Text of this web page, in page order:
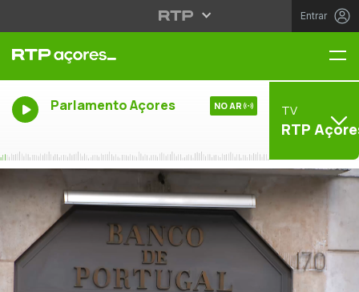
Entrar
Parlamento Açores NO AR TV
RTP